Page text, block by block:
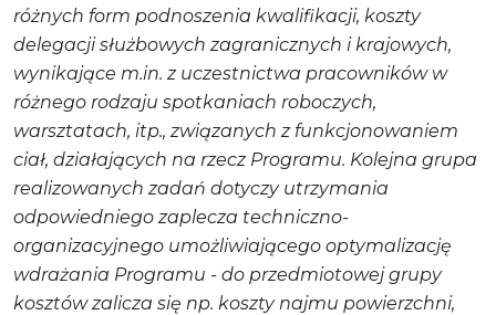
różnych form podnoszenia kwalifikacji, koszty
delegacji służbowych zagranicznych i krajowych,
wynikające m.in. z uczestnictwa pracowników w
różnego rodzaju spotkaniach roboczych,
warsztatach, itp., związanych z funkcjonowaniem
ciał, działających na rzecz Programu. Kolejna grupa
realizowanych zadań dotyczy utrzymania
odpowiedniego zaplecza techniczno-
organizacyjnego umożliwiającego optymalizację
wdrażania Programu - do przedmiotowej grupy
kosztów zalicza się np. koszty najmu powierzchni,